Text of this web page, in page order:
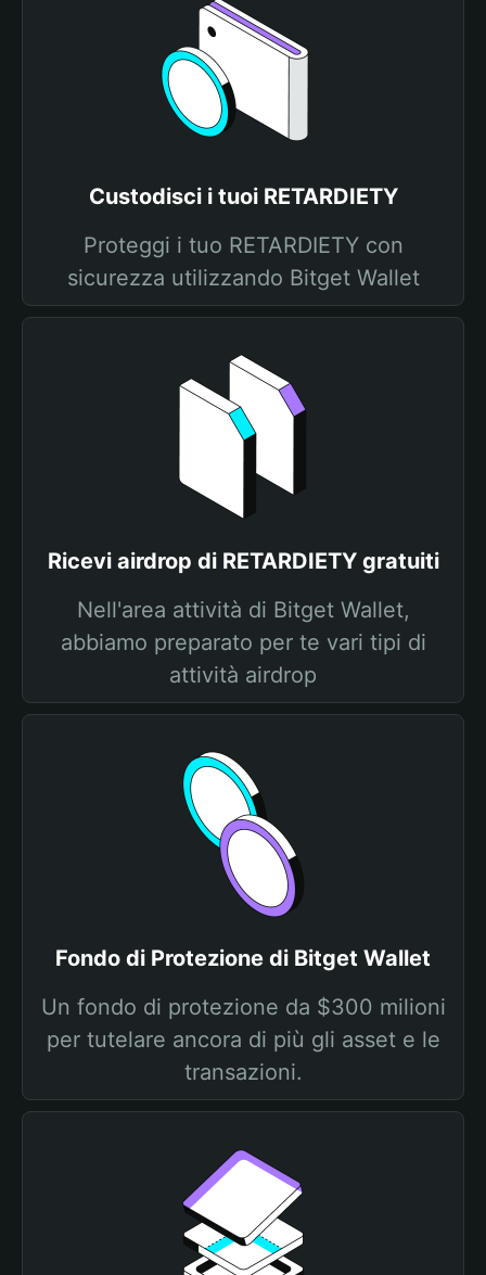
Custodisci i tuoi RETARDIETY
Proteggi i tuo RETARDIETY con
sicurezza utilizzando Bitget Wallet
Ricevi airdrop di RETARDIETY gratuiti
Nell'area attività di Bitget Wallet,
abbiamo preparato per te vari tipi di
attività airdrop
Fondo di Protezione di Bitget Wallet
Un fondo di protezione da $300 milioni
per tutelare ancora di più gli asset e le
transazioni.